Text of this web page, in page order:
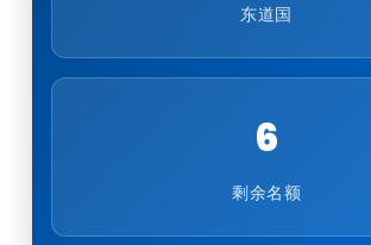
东道国
6
剩余名额